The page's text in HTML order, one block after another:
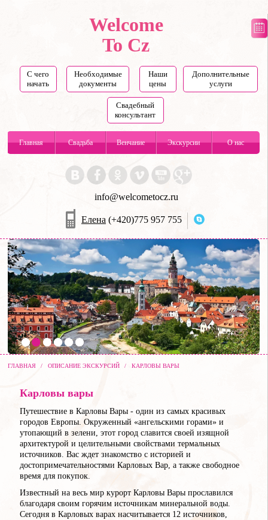
Welcome
To Cz
С чего
начать
Необходимые
документы
Наши
цены
Дополнительные
услуги
Свадебный
консультант
Главная Свадьба Венчание Экскурсии О нас
info@welcometocz.ru
Елена (+420)775 957 755
ГЛАВНАЯ / ОПИСАНИЕ ЭКСКУРСИЙ / КАРЛОВЫ ВАРЫ
Карловы вары
Путешествие в Карловы Вары - один из самых красивых
городов Европы. Окруженный «ангельскими горами» и
утопающий в зелени, этот город славится своей изящной
архитектурой и целительными свойствами термальных
источников. Вас ждет знакомство с историей и
достопримечательностями Карловых Вар, а также свободное
время для покупок.
Известный на весь мир курорт Карловы Вары прославился
благодаря своим горячим источникам минеральной воды.
Сегодня в Карловых варах насчитывается 12 источников,